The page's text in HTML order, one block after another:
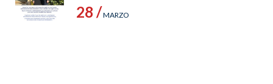
28 /MARZO